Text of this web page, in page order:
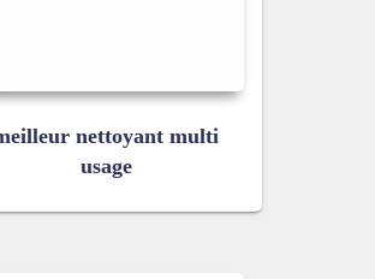
nettoyant multi
usage